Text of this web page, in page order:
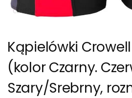
Kąpielówki
(kolor Czarny.
Szary/Srebrny,